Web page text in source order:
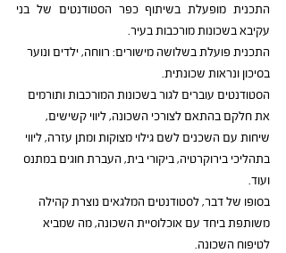
עקיבא בשכונות מורכבות בעיר.
התכנית פועלת בשלושה מישורים: רווחה, ילדים ונוער
בסיכון ונראות שכונתית.
הסטודנטים עוברים לגור בשכונות המורכבות ותורמים
את חלקם בהתאם לצורכי השכונה, ליווי קשישים,
שיחות עם השכנים לשם גילוי מצוקות ומתן עזרה, ליווי
בתהליכי בירוקרטיה, ביקורי בית, העברת חוגים במתנס
ועוד.
בסופו של דבר, לסטודנטים המלגאים נוצרת קהילה
משותפת ביחד עם אוכלוסיית השכונה, מה שמביא
לטיפוח השכונה.